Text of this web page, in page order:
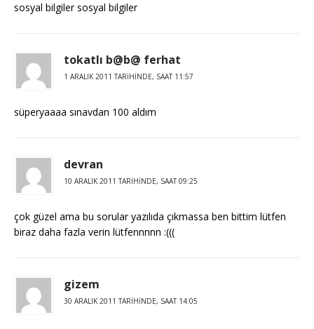
sosyal bilgiler sosyal bilgiler
tokatlı b@b@ ferhat
1 ARALIK 2011 TARIHINDE, SAAT 11:57
süperyaaaa sınavdan 100 aldım
devran
10 ARALIK 2011 TARIHINDE, SAAT 09:25
çok güzel ama bu sorular yazılıda çıkmassa ben bittim lütfen
biraz daha fazla verin lütfennnnn :(((
gizem
30 ARALIK 2011 TARIHINDE, SAAT 14:05